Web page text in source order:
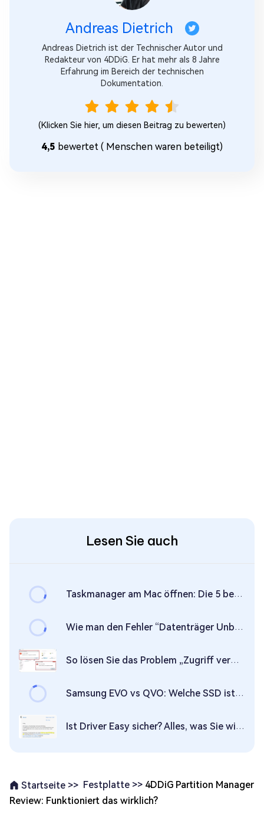
Andreas Dietrich
Andreas Dietrich ist der Technischer Autor und
Redakteur von 4DDiG. Er hat mehr als 8 Jahre
Erfahrung im Bereich der technischen
Dokumentation.
(Klicken Sie hier, um diesen Beitrag zu bewerten)
4,5 bewertet ( Menschen waren beteiligt)
Lesen Sie auch
Taskmanager am Mac öffnen: Die 5 besten Wege & Tastenkombinationen
Wie man den Fehler “Datenträger Unbekannt / Nicht Initialisiert” in Windows 11/10/8 behebt
So lösen Sie das Problem „Zugriff verweigert“ in Windows 11/10
Samsung EVO vs QVO: Welche SSD ist besser?
Ist Driver Easy sicher? Alles, was Sie wissen müssen
Startseite >> Festplatte >> 4DDiG Partition Manager
Review: Funktioniert das wirklich?